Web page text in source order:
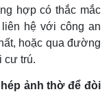
hợp có thắc mắc
hệ với công an
hoặc qua đường
cư trú.
ảnh thờ để đòi